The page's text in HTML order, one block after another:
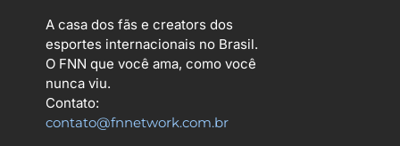
A casa dos fãs e creators dos
esportes internacionais no Brasil.
O FNN que você ama, como você
nunca viu.
Contato:
contato@fnnetwork.com.br